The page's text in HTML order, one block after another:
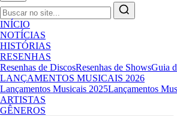
INÍCIO
NOTÍCIAS
HISTÓRIAS
RESENHAS
Resenhas de DiscosResenhas de ShowsGuia
LANÇAMENTOS MUSICAIS 2026
Lançamentos Musicais 2025Lançamentos
ARTISTAS
GÊNEROS